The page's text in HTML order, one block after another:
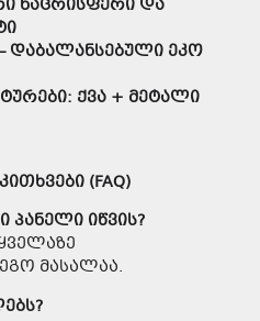
ნაცრისფერი და
დაბალანსებული ეკო
: ქვა + მეტალი
კითხვები (FAQ)
პანელი იწვის?
მასალაა.
?